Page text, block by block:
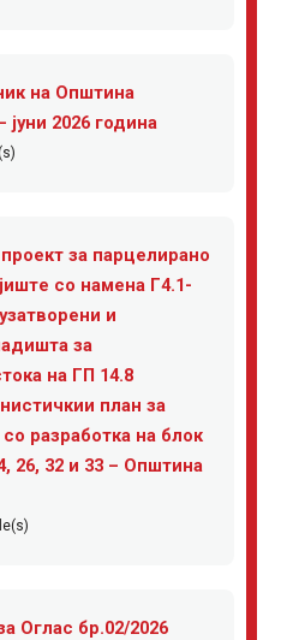
на Општина
2026 година
за парцелирано
со намена Г4.1-
и
за
на ГП 14.8
план за
разработка на блок
26, 32 и 33 – Општина
Оглас бр.02/2026